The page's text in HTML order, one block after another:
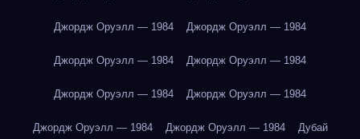
Джордж Оруэлл — 1984 Джордж Оруэлл — 1984
Джордж Оруэлл — 1984 Джордж Оруэлл — 1984
Джордж Оруэлл — 1984 Джордж Оруэлл — 1984
Джордж Оруэлл — 1984 Джордж Оруэлл — 1984 Дубай